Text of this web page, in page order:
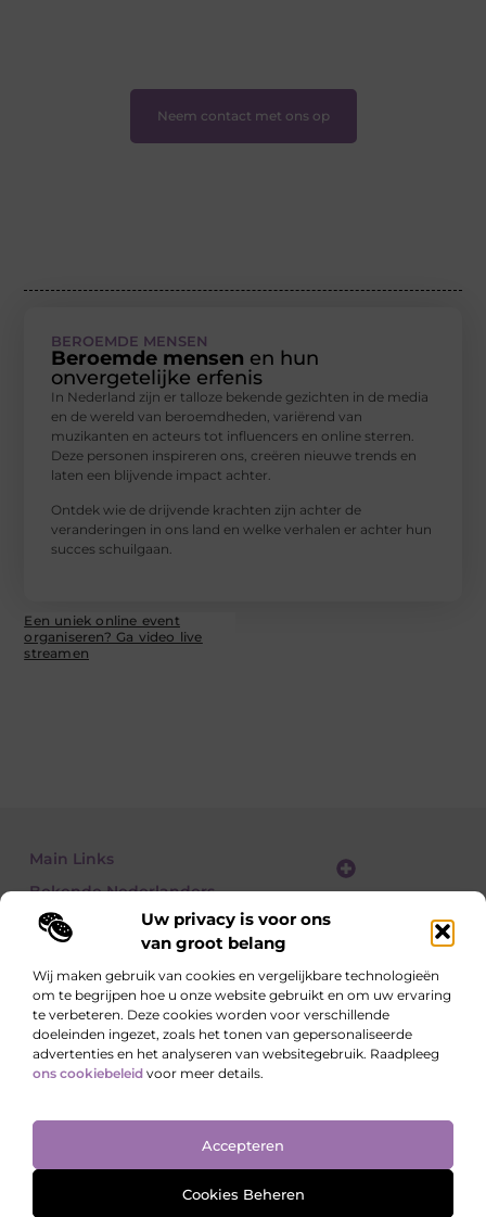
Uw privacy is voor ons
van groot belang
Wij maken gebruik van cookies en vergelijkbare technologieën
om te begrijpen hoe u onze website gebruikt en om uw ervaring
te verbeteren. Deze cookies worden voor verschillende
doeleinden ingezet, zoals het tonen van gepersonaliseerde
advertenties en het analyseren van websitegebruik. Raadpleeg
ons cookiebeleid voor meer details.
Accepteren
Cookies Beheren
Neem contact met ons op
BEROEMDE MENSEN
Beroemde mensen en hun
onvergetelijke erfenis
In Nederland zijn er talloze bekende gezichten in de media
en de wereld van beroemdheden, variërend van
muzikanten en acteurs tot influencers en online sterren.
Deze personen inspireren ons, creëren nieuwe trends en
laten een blijvende impact achter.
Ontdek wie de drijvende krachten zijn achter de
veranderingen in ons land en welke verhalen er achter hun
succes schuilgaan.
Een uniek online event
organiseren? Ga video live
streamen
Main Links
Bekende Nederlanders
Lees, Ontdek, Beleef.
Blogs over alledaagse onderwerpen – vol inzichten, verhalen en tips die
je blik verruimen.
www.ondernemershuiszo.nl